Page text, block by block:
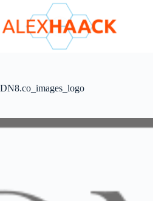
springen
DN8.co_images_logo